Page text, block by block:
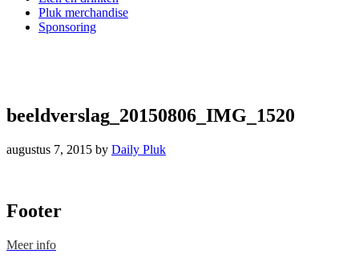
Pluk merchandise
Sponsoring
beeldverslag_20150806_IMG_1520
augustus 7, 2015 by Daily Pluk
Footer
Meer info